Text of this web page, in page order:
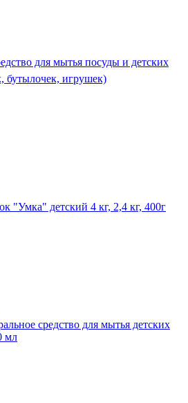
для мытья посуды и детских
бутылочек, игрушек)
"Умка" детский 4 кг, 2,4 кг, 400г
средство для мытья детских
мл